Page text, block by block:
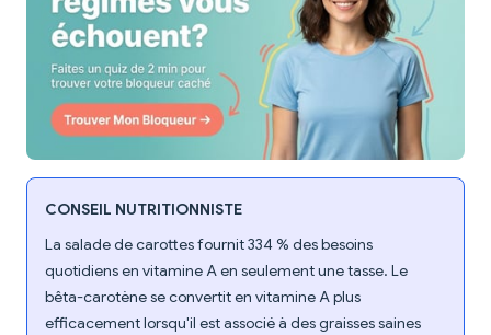
CONSEIL NUTRITIONNISTE
La salade de carottes fournit 334 % des besoins
quotidiens en vitamine A en seulement une tasse. Le
bêta-carotène se convertit en vitamine A plus
efficacement lorsqu'il est associé à des graisses saines